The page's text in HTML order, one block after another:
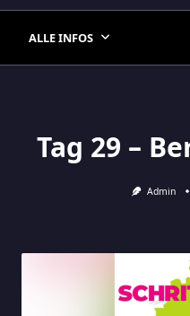
ALLE INFOS
Tag 29 –
Admin